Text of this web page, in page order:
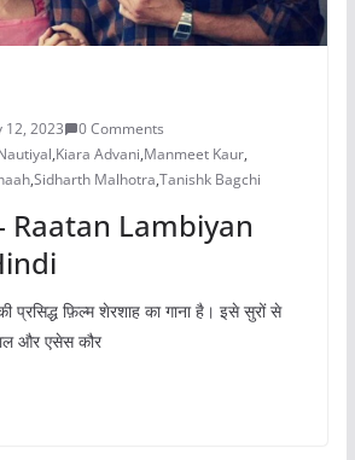
12, 2023
0 Comments
,Kiara Advani,Manmeet Kaur,
,Sidharth Malhotra,Tanishk Bagchi
– Raatan Lambiyan
प्रसिद्ध फ़िल्म शेरशाह का गाना है। इसे सुरों से
और एसेस कौर